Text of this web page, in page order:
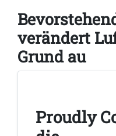
verändert
Grund au
Proudly